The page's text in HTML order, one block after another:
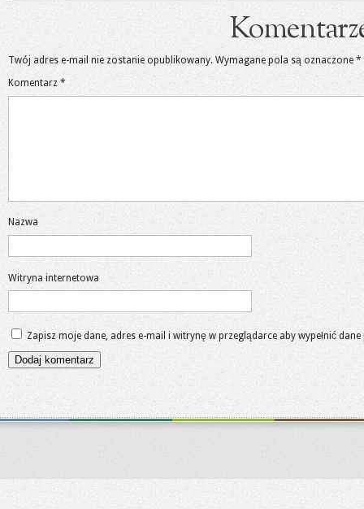
Twój adres e-mail nie zostanie opublikowany. Wymagane pola są oznaczone *
Komentarz *
Nazwa
Witryna internetowa
Zapisz moje dane, adres e-mail i witrynę w przeglądarce aby wypełnić